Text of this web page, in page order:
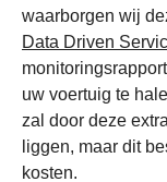
waarborgen wij
Data Driven
uw voertuig te
zal door deze
liggen, maar dit
kosten.